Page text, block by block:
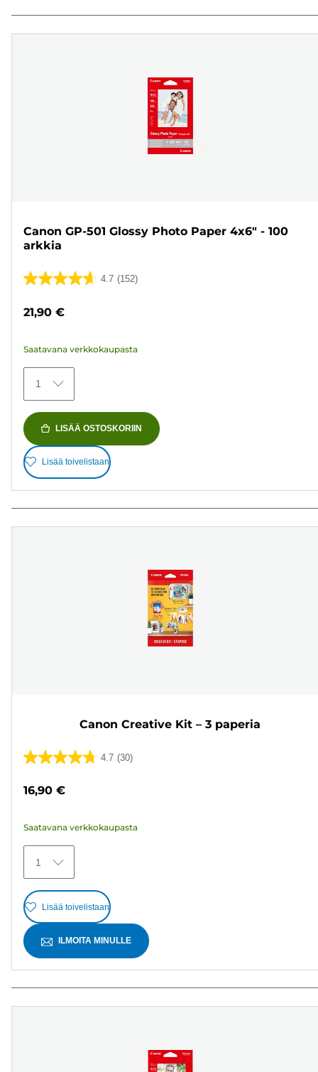
Canon GP-501 Glossy Photo Paper 4x6" - 100
arkkia
4.7 (152)
4.7/5
152
21,90 €
Saatavana verkkokaupasta
1
LISÄÄ OSTOSKORIIN
Lisää toivelistaan
Canon Creative Kit – 3 paperia
4.7 (30)
4.7/5
30
16,90 €
Saatavana verkkokaupasta
1
Lisää toivelistaan
ILMOITA MINULLE